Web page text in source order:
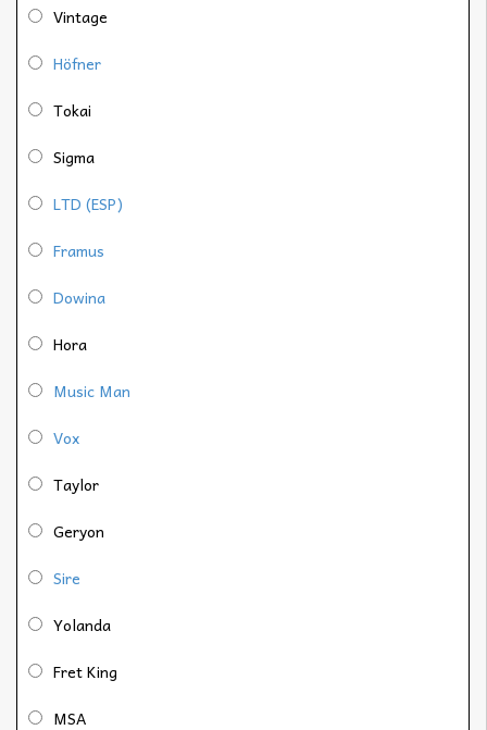
Vintage
Höfner
Tokai
Sigma
LTD (ESP)
Framus
Dowina
Hora
Music Man
Vox
Taylor
Geryon
Sire
Yolanda
Fret King
MSA